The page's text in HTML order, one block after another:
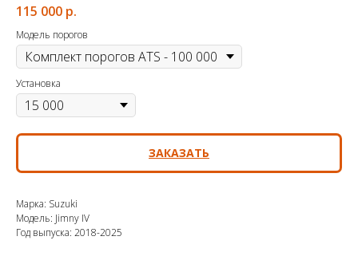
115 000 р.
Модель порогов
Установка
ЗАКАЗАТЬ
Марка: Suzuki
Модель: Jimny IV
Год выпуска: 2018-2025